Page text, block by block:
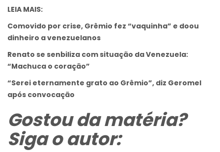
LEIA MAIS:
Comovido por crise, Grêmio fez “vaquinha” e doou
dinheiro a venezuelanos
Renato se senbiliza com situação da Venezuela:
“Machuca o coração”
“Serei eternamente grato ao Grêmio”, diz Geromel
após convocação
Gostou da matéria?
Siga o autor: